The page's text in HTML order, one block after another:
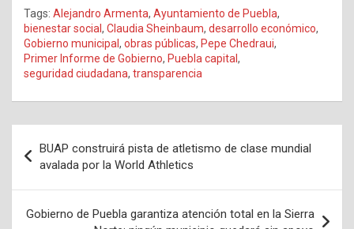
Tags: Alejandro Armenta, Ayuntamiento de Puebla,
bienestar social , Claudia Sheinbaum, desarrollo económico,
Gobierno municipal , obras públicas, Pepe Chedraui,
Primer Informe de Gobierno, Puebla capital ,
seguridad ciudadana, transparencia
de
entradas
BUAP construirá pista de atletismo de clase mundial
avalada por la World Athletics
Gobierno de Puebla garantiza atención total en la Sierra